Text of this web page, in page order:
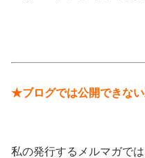
★ブログでは公開できな
私の発行するメルマガで